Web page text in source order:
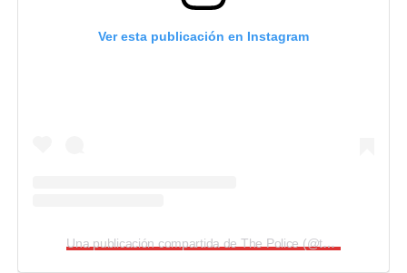
Ver esta publicación en Instagram
Una publicación compartida de The Police (@thepolicebandofficial)